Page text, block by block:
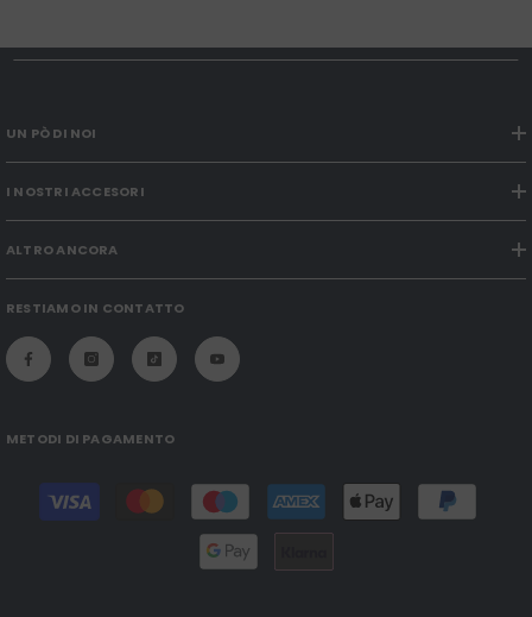
UN PÒ DI NOI
I NOSTRI ACCESORI
ALTRO ANCORA
RESTIAMO IN CONTATTO
METODI DI PAGAMENTO
Modalità
pagamento